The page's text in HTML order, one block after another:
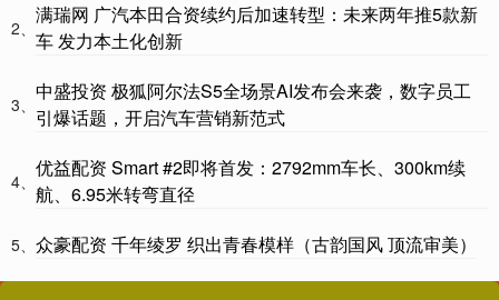
2、
满瑞网 广汽本田合资续约后加速转型：未来两年推5款新
车 发力本土化创新
3、
中盛投资 极狐阿尔法S5全场景AI发布会来袭，数字员工
引爆话题，开启汽车营销新范式
4、
优益配资 Smart #2即将首发：2792mm车长、300km续
航、6.95米转弯直径
5、 众豪配资 千年绫罗 织出青春模样（古韵国风 顶流审美）